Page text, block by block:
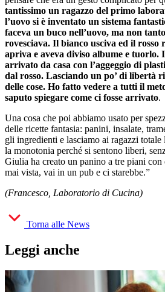
tantissimo un ragazzo del primo
l’uovo si è inventato un sistema
faceva un buco nell’uovo, ma non
rovesciava. Il bianco usciva ed il rosso
apriva e aveva diviso albume e tuorlo.
arrivato da casa con l’aggeggio di
dal rosso. Lasciando un po’ di libertà
delle cose. Ho fatto vedere a tutti il
saputo spiegare come ci fosse arrivato.
Una cosa che poi abbiamo usato per
delle ricette fantasia: panini, insalate,
gli ingredienti e lasciamo ai ragazzi totale
la monotonia perché si sentono liberi,
Giulia ha creato un panino a tre piani con
mai vista, vai in un pub e ci starebbe.”
(Francesco, Laboratorio di Cucina)
Torna alle News
Leggi anche